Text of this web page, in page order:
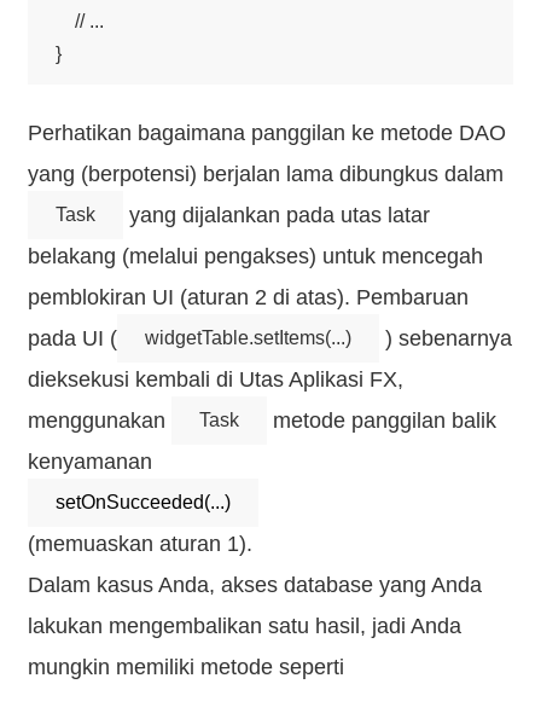
    // ...
}
Perhatikan bagaimana panggilan ke metode DAO
yang (berpotensi) berjalan lama dibungkus dalam
Task
yang dijalankan pada utas latar
belakang (melalui pengakses) untuk mencegah
pemblokiran UI (aturan 2 di atas). Pembaruan
pada UI (
widgetTable.setItems(...)
) sebenarnya
dieksekusi kembali di Utas Aplikasi FX,
menggunakan
Task
metode panggilan balik
kenyamanan
setOnSucceeded(...)
(memuaskan aturan 1).
Dalam kasus Anda, akses database yang Anda
lakukan mengembalikan satu hasil, jadi Anda
mungkin memiliki metode seperti